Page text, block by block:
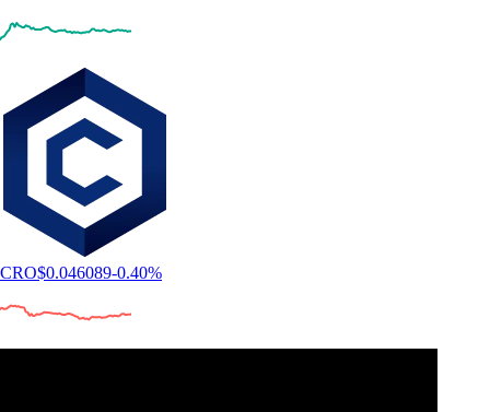
CRO$0.046089-0.40%